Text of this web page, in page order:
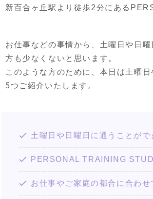
新百合ヶ丘駅より徒歩2分にある
お仕事などの事情から、土曜日や日
方も少なくないと思います。
このような方のために、本日は土曜
5つご紹介いたします。
土曜日や日曜日に通うことが
PERSONAL TRAINING
お仕事やご家庭の都合に合わ